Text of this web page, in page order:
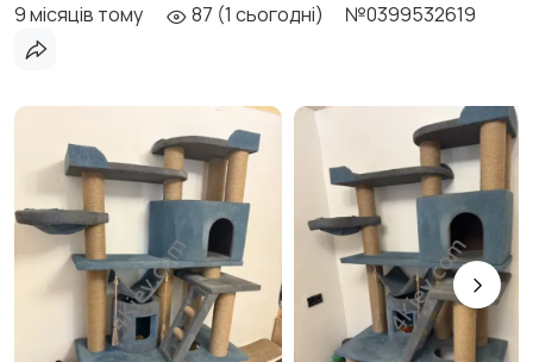
9 місяців тому 87 (1 сьогодні) №0399532619